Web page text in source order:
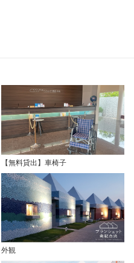
【無料貸出】車椅子
外観